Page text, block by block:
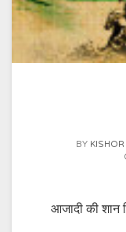
BY KISHOR
आजादी की शान